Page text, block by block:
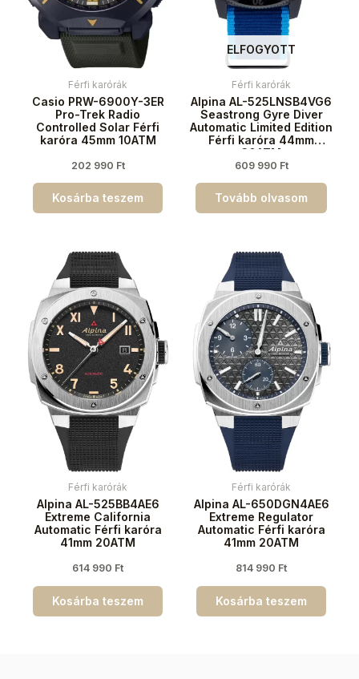
Férfi karórák
Casio PRW-6900Y-3ER
Pro-Trek Radio
Controlled Solar Férfi
karóra 45mm 10ATM
202 990 Ft
Kosárba teszem
ELFOGYOTT
Férfi karórák
Alpina AL-525LNSB4VG6
Seastrong Gyre Diver
Automatic Limited Edition
Férfi karóra 44mm
30ATM
609 990 Ft
Tovább olvasom
Férfi karórák
Alpina AL-525BB4AE6
Extreme California
Automatic Férfi karóra
41mm 20ATM
614 990 Ft
Kosárba teszem
Férfi karórák
Alpina AL-650DGN4AE6
Extreme Regulator
Automatic Férfi karóra
41mm 20ATM
814 990 Ft
Kosárba teszem